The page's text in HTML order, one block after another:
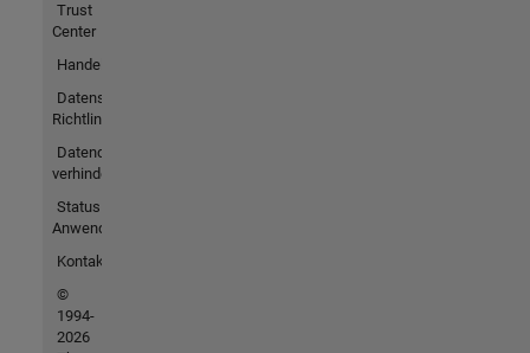
Trust
Center
Handelsmarken
Datenschutz-
Richtlinien
Datendiebstahl
verhindern
Status von
Anwendungen
Kontakt
©
1994-
2026